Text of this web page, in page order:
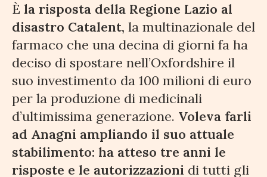
È la risposta della Regione Lazio al
disastro Catalent, la multinazionale del
farmaco che una decina di giorni fa ha
deciso di spostare nell’Oxfordshire il
suo investimento da 100 milioni di euro
per la produzione di medicinali
d’ultimissima generazione. Voleva farli
ad Anagni ampliando il suo attuale
stabilimento: ha atteso tre anni le
risposte e le autorizzazioni di tutti gli